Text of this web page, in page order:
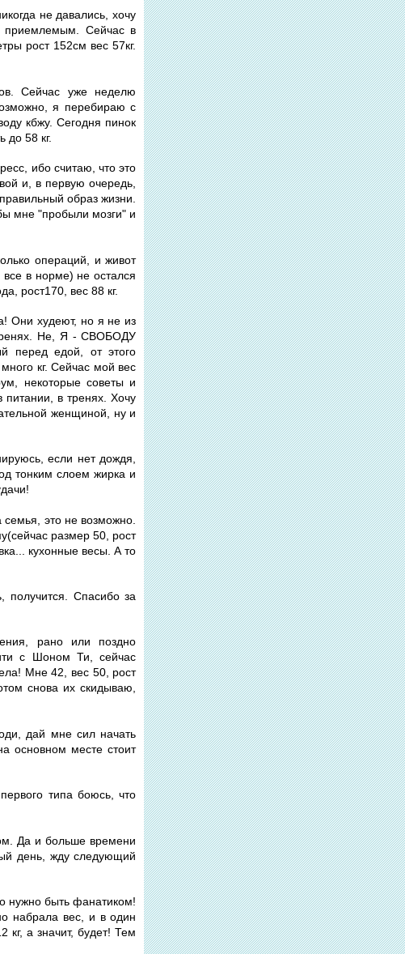
не давались, хочу
приемлемым. Сейчас в
рост 152см вес 57кг.
Сейчас уже неделю
я перебираю с
кбжу. Сегодня пинок
до 58 кг.
ибо считаю, что это
и, в первую очередь,
образ жизни.
мне "пробыли мозги" и
операций, и живот
в норме) не остался
рост170, вес 88 кг.
Они худеют, но я не из
тренях. Не, Я - СВОБОДУ
перед едой, от этого
кг. Сейчас мой вес
некоторые советы и
в тренях. Хочу
женщиной, ну и
если нет дождя,
тонким слоем жирка и
это не возможно.
размер 50, рост
кухонные весы. А то
Спасибо за
рано или поздно
с Шоном Ти, сейчас
Мне 42, вес 50, рост
снова их скидываю,
дай мне сил начать
основном месте стоит
типа боюсь, что
Да и больше времени
день, жду следующий
нужно быть фанатиком!
набрала вес, и в один
кг, а значит, будет! Тем